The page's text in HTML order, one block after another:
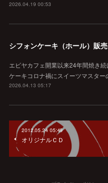
2026.04.19 00:53
シフォンケーキ（ホール）販
エビヤカフェ開業以来24年間焼き
ケーキコロナ禍にスイーツマスタ
2026.04.13 05:17
2012.05.24 05:49
オリジナルＣＤ